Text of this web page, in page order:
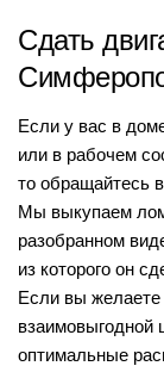
Сдать
Если у вас в
или в рабочем
то обращайтесь
Мы выкупаем лом
разобранном
из которого он
Если вы желаете
взаимовыгодной
оптимальные